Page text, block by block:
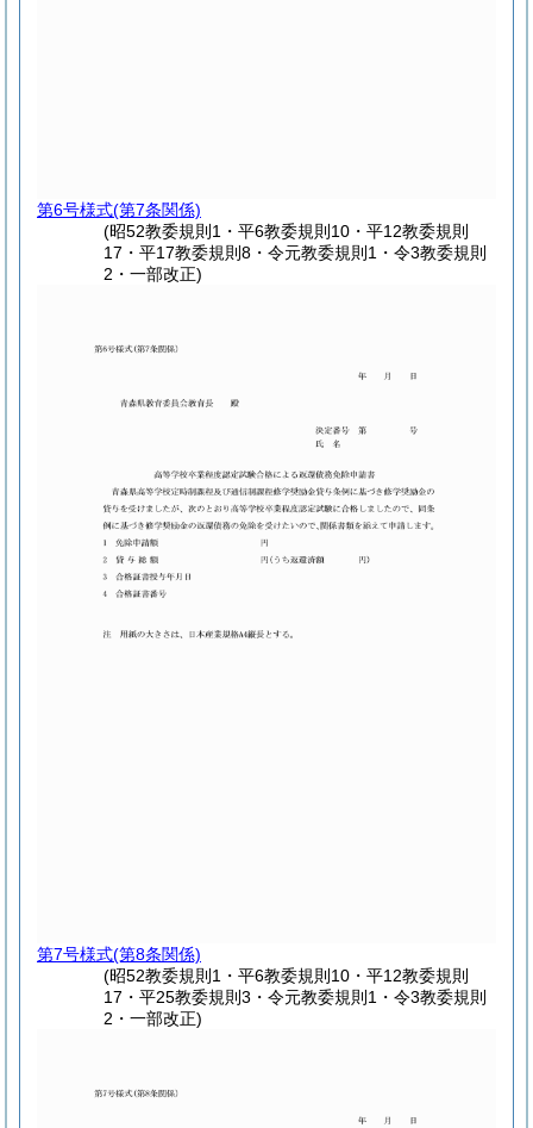
第6号様式(第7条関係)
(昭52教委規則1・平6教委規則10・平12教委規則
17・平17教委規則8・令元教委規則1・令3教委規則
2・一部改正)
第7号様式(第8条関係)
(昭52教委規則1・平6教委規則10・平12教委規則
17・平25教委規則3・令元教委規則1・令3教委規則
2・一部改正)